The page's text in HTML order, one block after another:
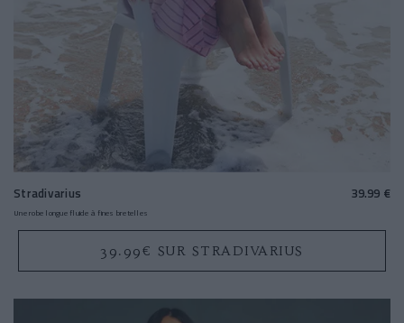
Stradivarius 39.99 €
Une robe longue fluide à fines bretelles
39.99€ SUR STRADIVARIUS